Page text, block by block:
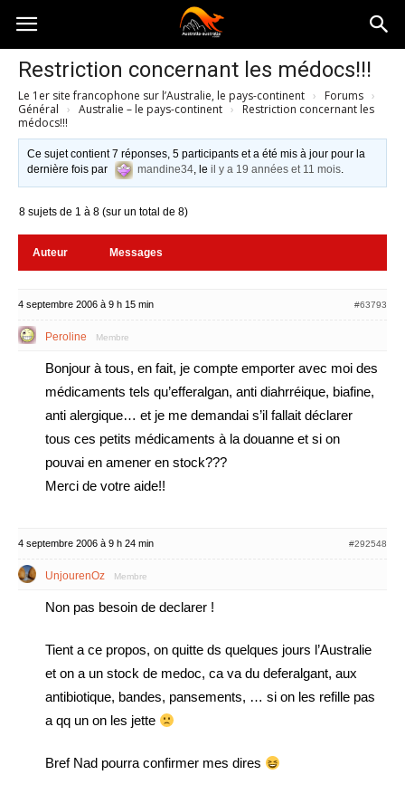
Australia-
australie.com
Restriction concernant les médocs!!!
Le 1er site francophone sur l’Australie, le pays-continent › Forums ›
Général › Australie – le pays-continent ›
Restriction concernant les
médocs!!!
Ce sujet contient 7 réponses, 5 participants et a été mis à jour pour la
dernière fois par
mandine34, leil y a 19 années et 11 mois.
8 sujets de 1 à 8 (sur un total de 8)
Auteur Messages
4 septembre 2006 à 9 h 15 min #63793
Peroline Membre
Bonjour à tous, en fait, je compte emporter avec moi des
médicaments tels qu’efferalgan, anti diahrréique, biafine,
anti alergique… et je me demandai s’il fallait déclarer
tous ces petits médicaments à la douanne et si on
pouvai en amener en stock???
Merci de votre aide!!
4 septembre 2006 à 9 h 24 min #292548
UnjourenOz Membre
Non pas besoin de declarer !
Tient a ce propos, on quitte ds quelques jours l’Australie
et on a un stock de medoc, ca va du deferalgant, aux
antibiotique, bandes, pansements, … si on les refille pas
a qq un on les jette
Bref Nad pourra confirmer mes dires